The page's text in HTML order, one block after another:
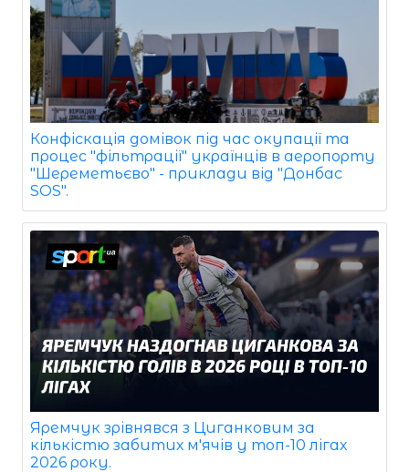
Конфіскація домівок під час окупації та
процес "фільтрації" українців в аеропорту
"Шереметьєво" - приклади від "Донбас
SOS".
Яремчук зрівнявся з Циганковим за
кількістю забитих м'ячів у топ-10 лігах
2026 року.